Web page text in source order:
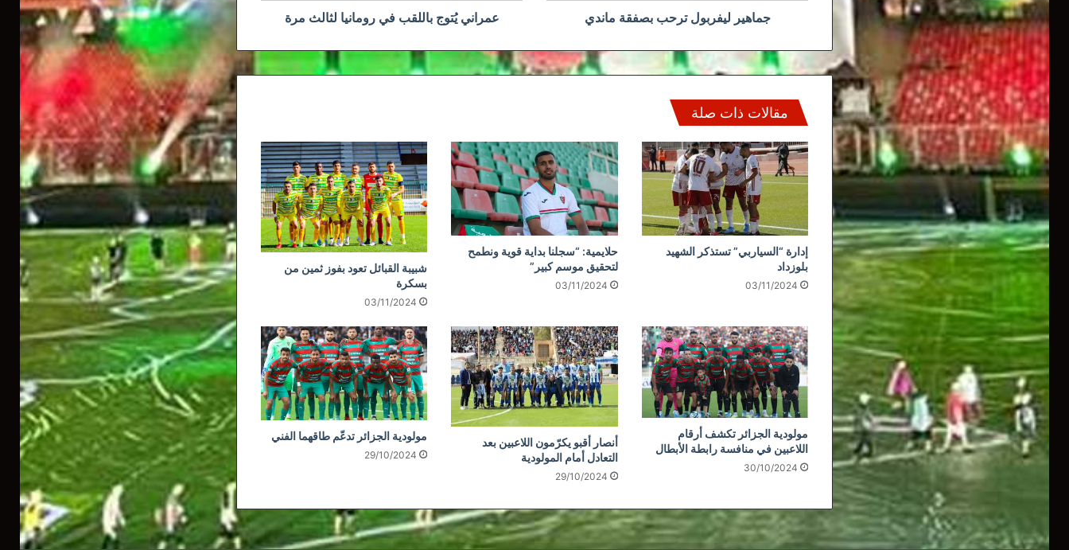
جماهير ليفربول ترحب بصفقة ماندي عمراني يُتوج باللقب في رومانيا لثالث مرة
مقالات ذات صلة
إدارة “السياربي” تستذكر الشهيد
بلوزداد
03/11/2024
حلايمية: “سجلنا بداية قوية ونطمح
لتحقيق موسم كبير”
03/11/2024
شبيبة القبائل تعود بفوز ثمين من
بسكرة
03/11/2024
مولودية الجزائر تكشف أرقام
اللاعبين في منافسة رابطة الأبطال
30/10/2024
أنصار أقبو يكرّمون اللاعبين بعد
التعادل أمام المولودية
29/10/2024
مولودية الجزائر تدعّم طاقهما الفني
29/10/2024